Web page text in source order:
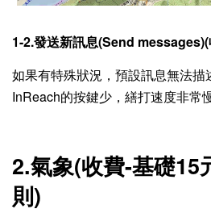
1-2.發送新訊息(Send
如果有特殊狀況，預設訊息無法描
InReach的按鍵少，繕打速度非常慢
2.氣象(收費-基礎15
則)